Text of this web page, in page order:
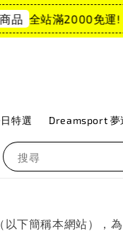
品 全站滿2000免運!
搜尋
特選 Dreamsport 夢
下簡稱本網站），